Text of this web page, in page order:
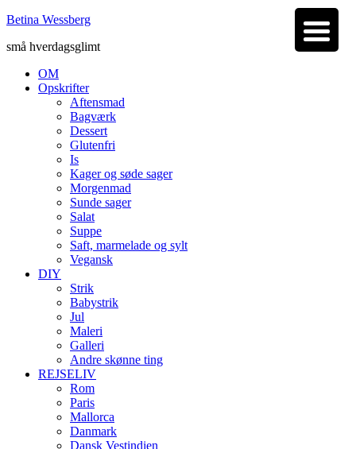
Betina Wessberg
små hverdagsglimt
OM
Opskrifter
Aftensmad
Bagværk
Dessert
Glutenfri
Is
Kager og søde sager
Morgenmad
Sunde sager
Salat
Suppe
Saft, marmelade og sylt
Vegansk
DIY
Strik
Babystrik
Jul
Maleri
Galleri
Andre skønne ting
REJSELIV
Rom
Paris
Mallorca
Danmark
Dansk Vestindien